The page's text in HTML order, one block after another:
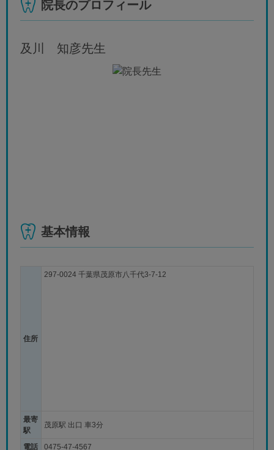
院長のプロフィール
及川 知彦先生
基本情報
住所
297-0024 千葉県茂原市八千代3-7-12
最寄
駅
茂原駅 出口 車3分
電話 0475-47-4567